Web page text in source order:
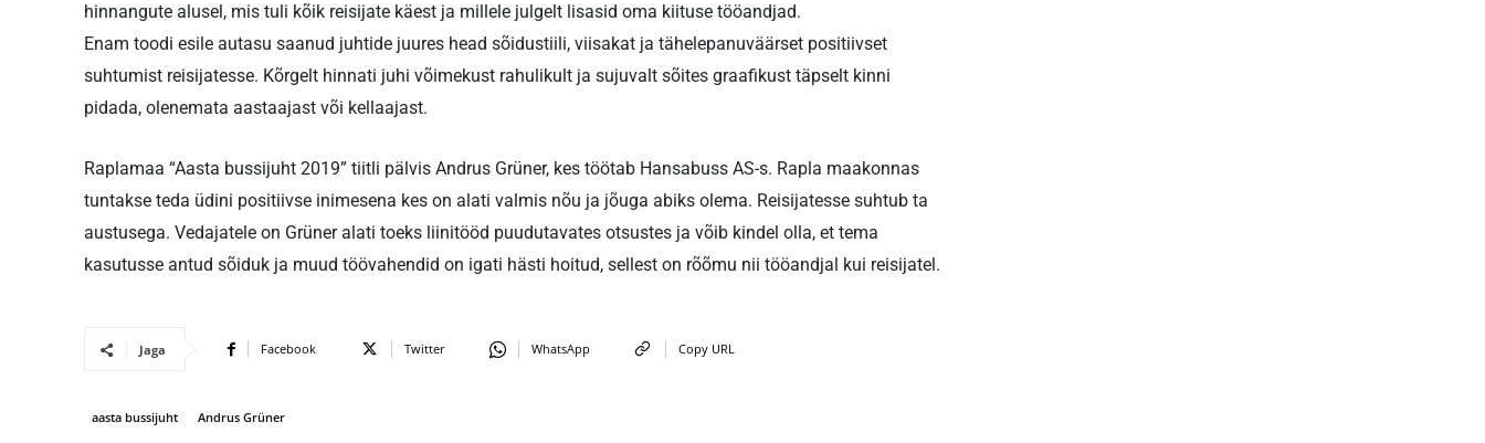
hinnangute alusel, mis tuli kõik reisijate käest ja millele julgelt lisasid oma kiituse tööandjad.
Enam toodi esile autasu saanud juhtide juures head sõidustiili, viisakat ja tähelepanuväärset positiivset
suhtumist reisijatesse. Kõrgelt hinnati juhi võimekust rahulikult ja sujuvalt sõites graafikust täpselt kinni
pidada, olenemata aastaajast või kellaajast.
Raplamaa “Aasta bussijuht 2019” tiitli pälvis Andrus Grüner, kes töötab Hansabuss AS-s. Rapla maakonnas
tuntakse teda üdini positiivse inimesena kes on alati valmis nõu ja jõuga abiks olema. Reisijatesse suhtub ta
austusega. Vedajatele on Grüner alati toeks liinitööd puudutavates otsustes ja võib kindel olla, et tema
kasutusse antud sõiduk ja muud töövahendid on igati hästi hoitud, sellest on rõõmu nii tööandjal kui reisijatel.
Jaga Facebook Twitter WhatsApp Copy URL
aasta bussijuht Andrus Grüner